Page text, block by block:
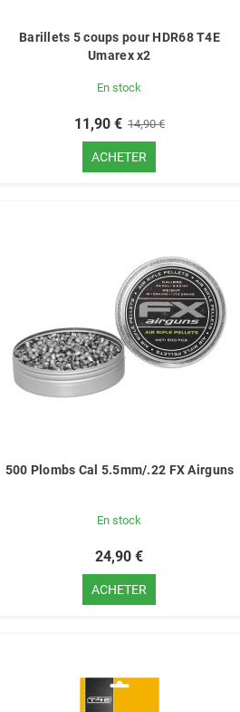
Barillets 5 coups pour HDR68 T4E
Umarex x2
En stock
11,90 € 14,90 €
ACHETER
500 Plombs Cal 5.5mm/.22 FX Airguns
En stock
24,90 €
ACHETER